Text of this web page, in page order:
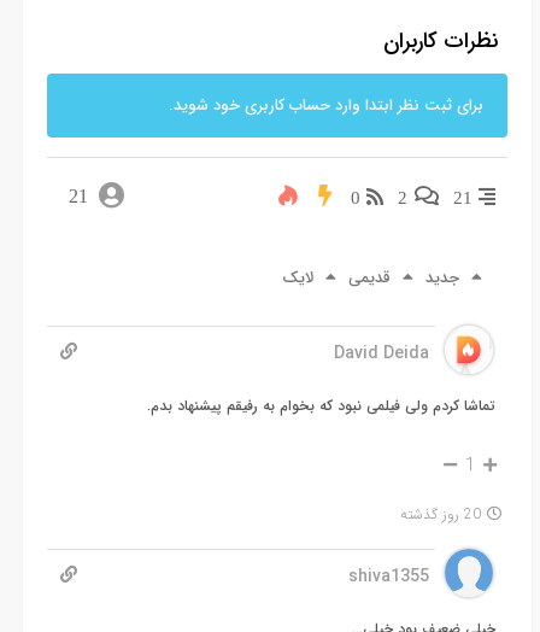
نظرات کاربران
برای ثبت نظر ابتدا وارد حساب کاربری خود شوید.
21
2
0
21
جدید قدیمی لایک
David Deida
تماشا کردم ولی فیلمی نبود که بخوام به رفیقم پیشنهاد بدم.
1
20 روز گذشته
shiva1355